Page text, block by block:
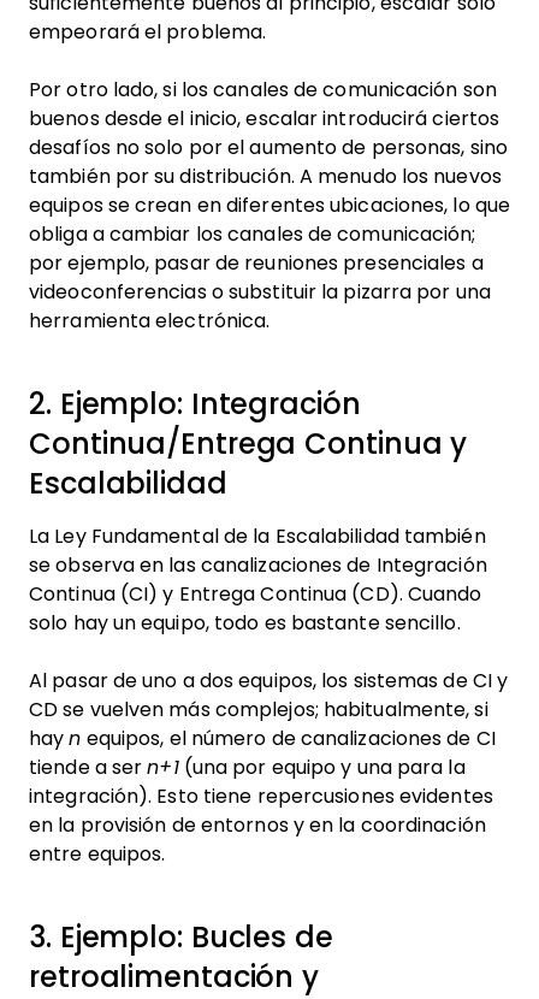
empeorará el problema.
Por otro lado, si los canales de comunicación son
buenos desde el inicio, escalar introducirá ciertos
desafíos no solo por el aumento de personas, sino
también por su distribución. A menudo los nuevos
equipos se crean en diferentes ubicaciones, lo que
obliga a cambiar los canales de comunicación;
por ejemplo, pasar de reuniones presenciales a
videoconferencias o substituir la pizarra por una
herramienta electrónica.
2. Ejemplo: Integración
Continua/Entrega Continua y
Escalabilidad
La Ley Fundamental de la Escalabilidad también
se observa en las canalizaciones de Integración
Continua (CI) y Entrega Continua (CD). Cuando
solo hay un equipo, todo es bastante sencillo.
Al pasar de uno a dos equipos, los sistemas de CI y
CD se vuelven más complejos; habitualmente, si
hayn equipos, el número de canalizaciones de CI
tiende a sern+1(una por equipo y una para la
integración). Esto tiene repercusiones evidentes
en la provisión de entornos y en la coordinación
entre equipos.
3. Ejemplo: Bucles de
retroalimentación y